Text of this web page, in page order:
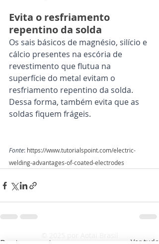
Evita o resfriamento
repentino da solda
Os sais básicos de magnésio, silício e
cálcio presentes na escória de
revestimento que flutua na
superfície do metal evitam o
resfriamento repentino da solda.
Dessa forma, também evita que as
soldas fiquem frágeis.
Fonte: https://www.tutorialspoint.com/electric-
welding-advantages-of-coated-electrodes
Ver tudo